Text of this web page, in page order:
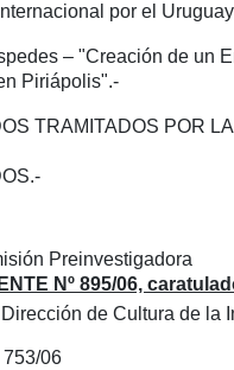
por el
– "Creación de un
Piriápolis".-
TRAMITADOS POR
Preinvestigadora
Nº 895/06,
de Cultura de la
753/06